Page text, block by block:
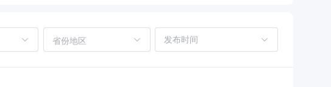
省份地区